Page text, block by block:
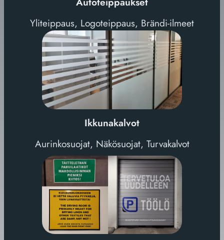
Yliteippaus, Logoteippaus, Brändi-ilmeet
Ikkunakalvot
Aurinkosuojat, Näkösuojat, Turvakalvot